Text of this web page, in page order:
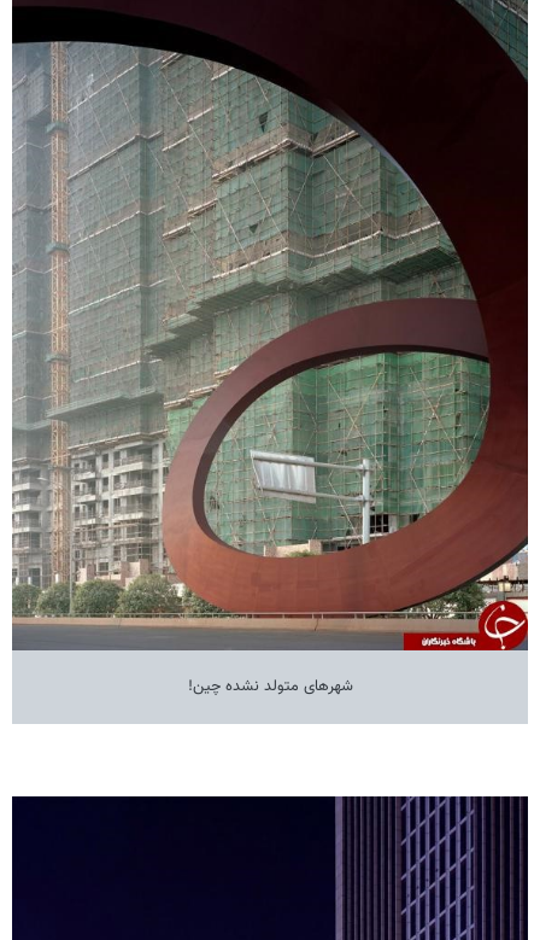
شهرهای متولد نشده چین!